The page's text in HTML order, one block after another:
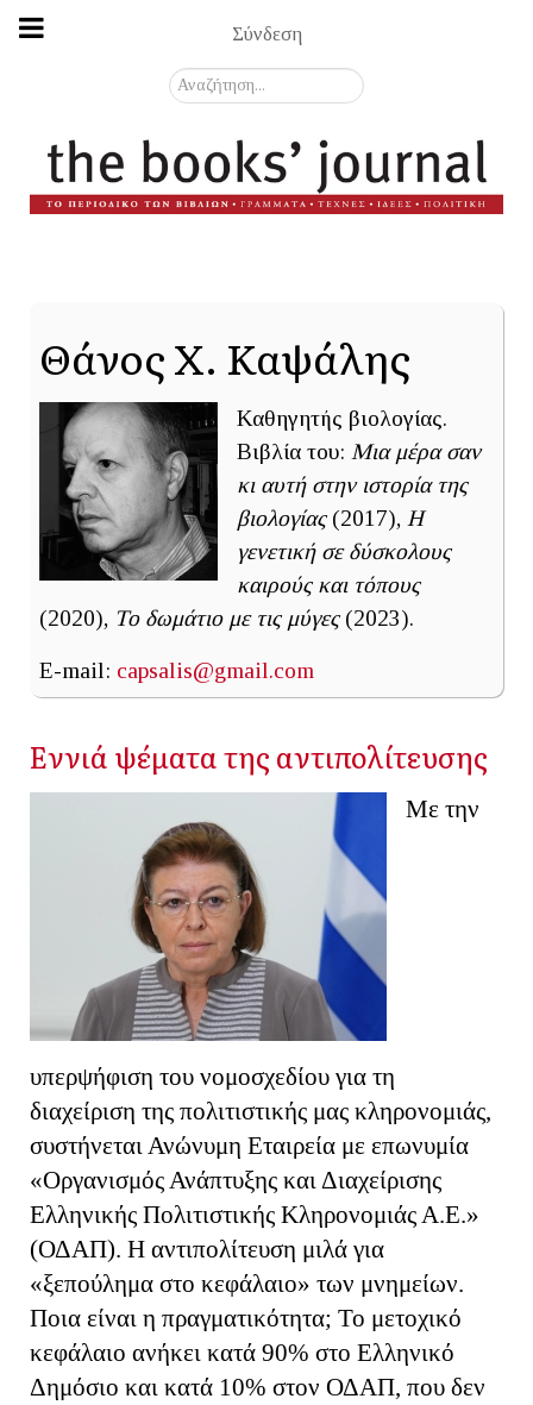
Σύνδεση
Αναζήτηση...
Θάνος Χ. Καψάλης
Καθηγητής βιολογίας.
Βιβλία του: Μια μέρα σαν
κι αυτή στην ιστορία της
βιολογίας(2017), Η
γενετική σε δύσκολους
καιρούς και τόπους
(2020), Το δωμάτιο με τις μύγες(2023).
E-mail: capsalis@gmail.com
Εννιά ψέματα της αντιπολίτευσης
Με την
υπερψήφιση του νομοσχεδίου για τη
διαχείριση της πολιτιστικής μας κληρονομιάς,
συστήνεται Ανώνυμη Εταιρεία με επωνυμία
«Οργανισμός Ανάπτυξης και Διαχείρισης
Ελληνικής Πολιτιστικής Κληρονομιάς Α.Ε.»
(ΟΔΑΠ). Η αντιπολίτευση μιλά για
«ξεπούλημα στο κεφάλαιο» των μνημείων.
Ποια είναι η πραγματικότητα; Το μετοχικό
κεφάλαιο ανήκει κατά 90% στο Ελληνικό
Δημόσιο και κατά 10% στον ΟΔΑΠ, που δεν